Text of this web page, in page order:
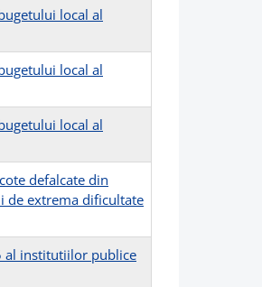
local al
local al
local al
defalcate din
de extrema dificultate
al institutiilor publice